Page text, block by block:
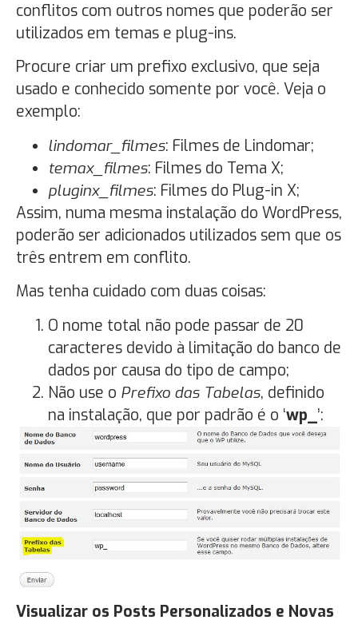
conflitos com outros nomes que poderão ser
utilizados em temas e plug-ins.
Procure criar um prefixo exclusivo, que seja
usado e conhecido somente por você. Veja o
exemplo:
lindomar_filmes: Filmes de Lindomar;
temax_filmes: Filmes do Tema X;
pluginx_filmes: Filmes do Plug-in X;
Assim, numa mesma instalação do WordPress,
poderão ser adicionados utilizados sem que os
três entrem em conflito.
Mas tenha cuidado com duas coisas:
O nome total não pode passar de 20
caracteres devido à limitação do banco de
dados por causa do tipo de campo;
Não use o Prefixo das Tabelas, definido
na instalação, que por padrão é o ‘wp_ ’:
Visualizar os Posts Personalizados e Novas